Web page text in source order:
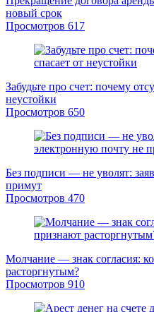
новый срок
Просмотров 617
Забудьте про счет: почему
неустойки
Просмотров 650
Без подписи — не уволят:
примут
Просмотров 470
Молчание — знак согласия:
расторгнутым?
Просмотров 910